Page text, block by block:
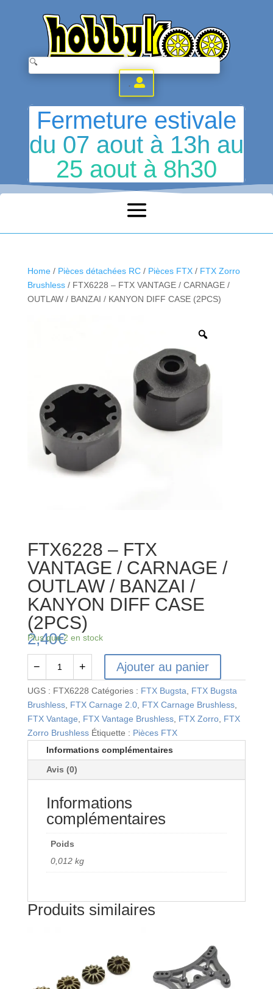
.
Fermeture estivale
du 07 aout à 13h au
25 aout à 8h30
Home/ Pièces détachées RC/ Pièces FTX/ FTX Zorro
Brushless/ FTX6228 – FTX VANTAGE / CARNAGE /
OUTLAW / BANZAI / KANYON DIFF CASE (2PCS)
FTX6228 – FTX
VANTAGE / CARNAGE /
OUTLAW / BANZAI /
KANYON DIFF CASE
(2PCS)
2,40€
Plus que 2 en stock
quantité
de
FTX6228
-
FTX
VANTAGE
CARNAGE
OUTLAW
BANZAI
− + Ajouter au panier
UGS : FTX6228 Catégories : FTX Bugsta
FTX Bugsta
Brushless, FTX Carnage 2.0, FTX Carnage Brushless,
FTX Vantage
FTX Vantage Brushless, FTX Zorro, FTX
Zorro Brushless Étiquette : Pièces FTX
Informations complémentaires
Avis (0)
Informations
complémentaires
Poids
0,012 kg
Produits similaires